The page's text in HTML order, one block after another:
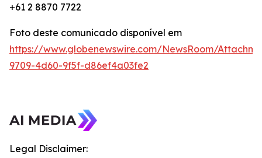
+61 2 8870 7722
Foto deste comunicado disponível em
https://www.globenewswire.com/NewsRoom/
9709-4d60-9f5f-d86ef4a03fe2
Legal Disclaimer: